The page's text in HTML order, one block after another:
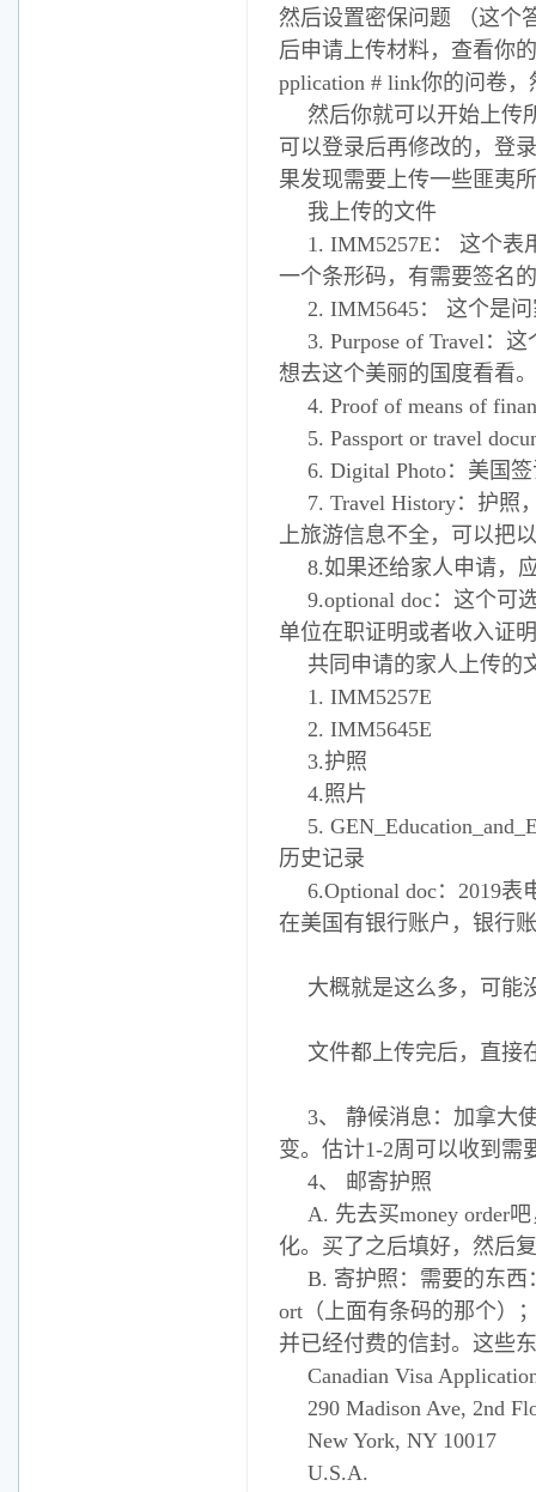
然后设置密保问题 （这个
后申请上传材料，查看你
pplication # link你的问卷
然后你就可以开始上传
可以登录后再修改的，登
果发现需要上传一些匪夷
我上传的文件
1. IMM5257E： 这个表
一个条形码，有需要签名
2. IMM5645： 这个是
3. Purpose of Travel：
想去这个美丽的国度看看。
4. Proof of means of
5. Passport or travel
6. Digital Photo：美国
7. Travel History：护
上旅游信息不全，可以把
8.如果还给家人申请，
9.optional doc：这个可
单位在职证明或者收入证明
共同申请的家人上传的
1. IMM5257E
2. IMM5645E
3.护照
4.照片
5.
历史记录
6.Optional doc：2019
在美国有银行账户，银行
大概就是这么多，可能
文件都上传完后，直接
3、 静候消息：加拿大
变。估计1-2周可以收到需
4、 邮寄护照
A. 先去买money order
化。买了之后填好，然后
B. 寄护照：需要的东西
ort（上面有条码的那个）
并已经付费的信封。这些
Canadian Visa
290 Madison Ave, 2nd
New York, NY 10017
U.S.A.